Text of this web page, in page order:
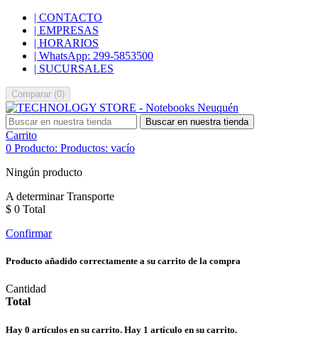
| CONTACTO
| EMPRESAS
| HORARIOS
| WhatsApp: 299-5853500
| SUCURSALES
Comparar (0)
Buscar en nuestra tienda
Carrito
0 Producto: Productos: vacío
Ningún producto
A determinarTransporte
$ 0 Total
Confirmar
Producto añadido correctamente a su carrito de la compra
Cantidad
Total
Hay 0 artículos en su carrito. Hay 1 artículo en su carrito.